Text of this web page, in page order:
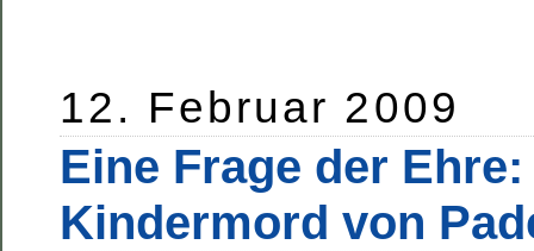
12. Februar 2009
Eine Frage der
Kindermord von